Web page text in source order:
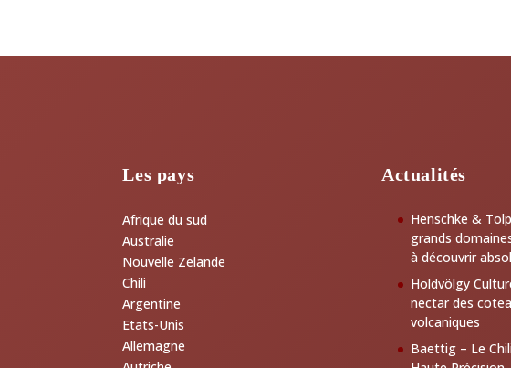
Les pays
Afrique du sud
Australie
Nouvelle Zelande
Chili
Argentine
Etats-Unis
Allemagne
Actualités
Henschke &
grands
à découvrir
Holdvölgy
nectar des
volcaniques
Baettig – Le